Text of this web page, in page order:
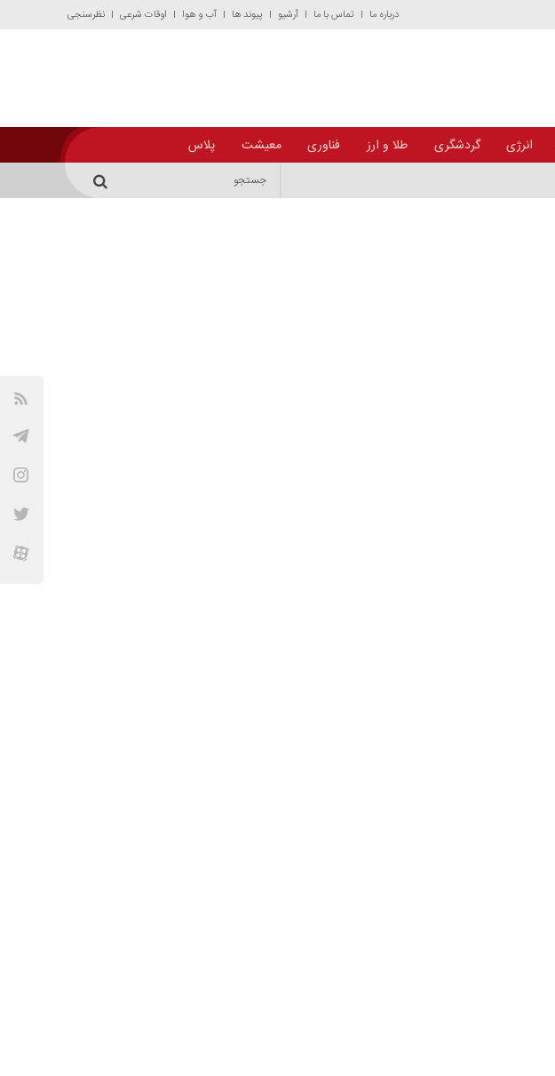
درباره ما تماس با ما آرشیو پیوند ها آب و هوا اوقات شرعی نظرسنجی
انرژی گردشگری طلا و ارز فناوری معیشت پلاس